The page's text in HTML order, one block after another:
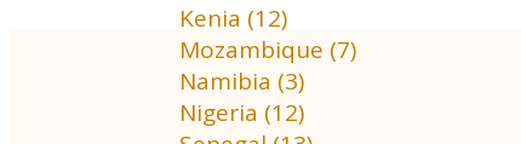
Kenia (12)
Mozambique (7)
Namibia (3)
Nigeria (12)